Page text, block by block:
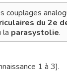
couplages
du 2e
la parasystolie.
1 à 3).